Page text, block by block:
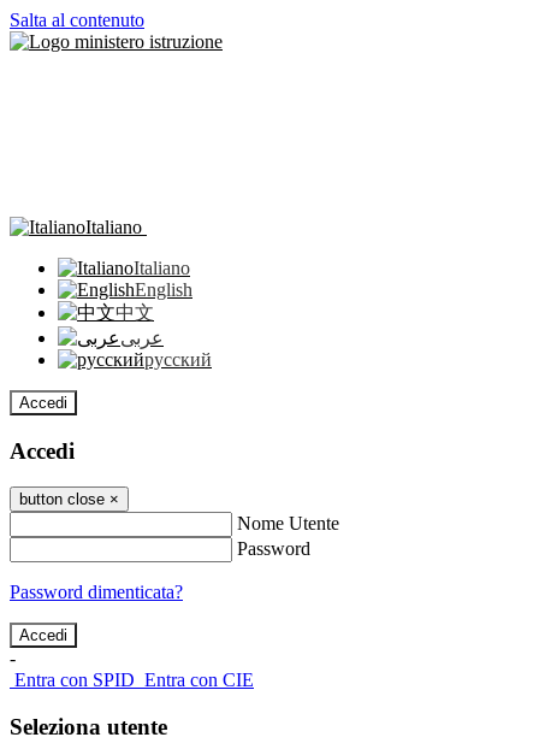
Salta al contenuto
Italiano
Italiano
English
中文
عربى
русский
Accedi
Accedi
button close ×
Nome Utente
Password
Password dimenticata?
-
Entra con SPID Entra con CIE
Seleziona utente